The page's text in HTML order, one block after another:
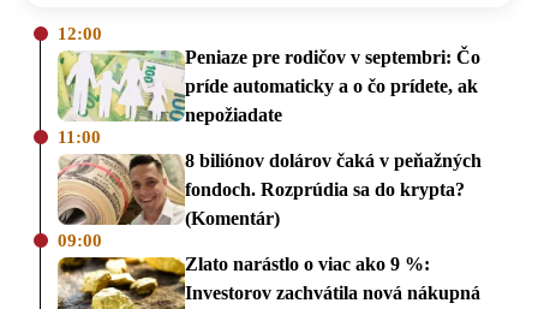
12:00
Peniaze pre rodičov v septembri: Čo
príde automaticky a o čo prídete, ak
nepožiadate
11:00
8 biliónov dolárov čaká v peňažných
fondoch. Rozprúdia sa do krypta?
(Komentár)
09:00
Zlato narástlo o viac ako 9 %:
Investorov zachvátila nová nákupná